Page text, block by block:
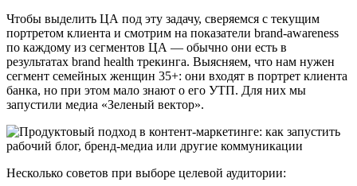
Чтобы выделить ЦА под эту задачу, сверяемся с текущим
портретом клиента и смотрим на показатели brand-awareness
по каждому из сегментов ЦА — обычно они есть в
результатах brand health трекинга. Выясняем, что нам нужен
сегмент семейных женщин 35+: они входят в портрет клиента
банка, но при этом мало знают о его УТП. Для них мы
запустили медиа «Зеленый вектор».
Несколько советов при выборе целевой аудитории: